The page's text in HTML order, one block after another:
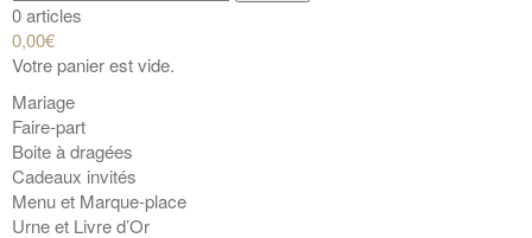
0 articles
0,00€
Votre panier est vide.
Mariage
Faire-part
Boite à dragées
Cadeaux invités
Menu et Marque-place
Urne et Livre d’Or